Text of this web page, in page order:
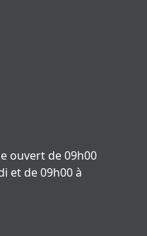
ouvert de 09h00
et de 09h00 à